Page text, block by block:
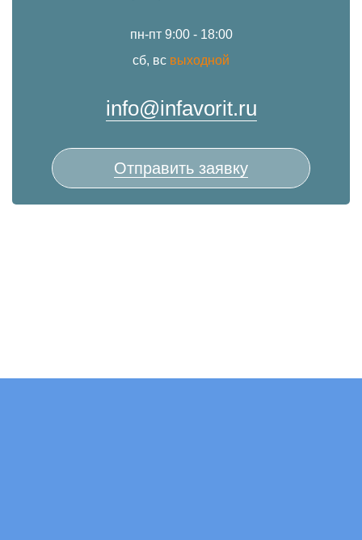
пн-пт 9:00 - 18:00
сб, вс выходной
info@infavorit.ru
Отправить заявку